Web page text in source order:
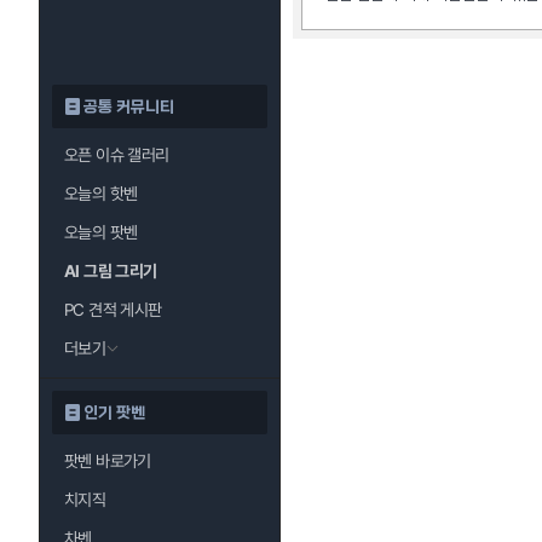
공통 커뮤니티
오픈 이슈 갤러리
오늘의 핫벤
오늘의 팟벤
AI 그림 그리기
PC 견적 게시판
더보기
인기 팟벤
팟벤 바로가기
치지직